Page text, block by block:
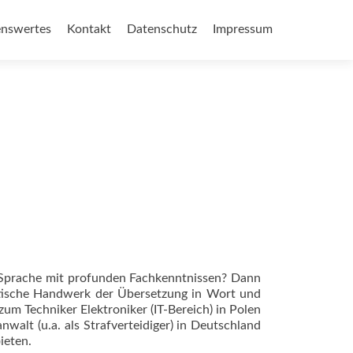
Kontakt Datenschutz Impressum
mit profunden Fachkenntnissen? Dann
Handwerk der Übersetzung in Wort und
Techniker Elektroniker (IT-Bereich) in Polen
(u.a. als Strafverteidiger) in Deutschland